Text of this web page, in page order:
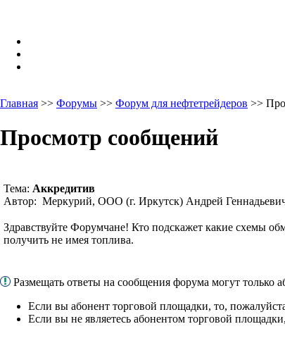
Главная >> Форумы >> Форум для нефтетрейдеров >>
Просмотр сообщений
Тема: Аккредитив
Автор: Меркурий, ООО (г. Иркутск) Андрей
Здравствуйте Форумчане! Кто подскажет какие схемы
получить не имея топлива.
Размещать ответы на сообщения форума могут только
Если вы абонент торговой площадки, то,
Если вы не являетесь абонентом торговой